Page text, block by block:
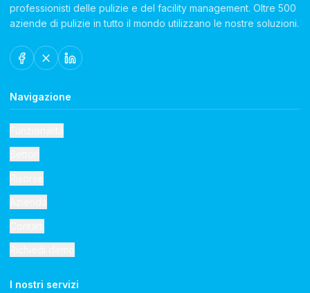
professionisti delle pulizie e del facility management. Oltre 500
aziende di pulizie in tutto il mondo utilizzano le nostre soluzioni.
Navigazione
I nostri servizi